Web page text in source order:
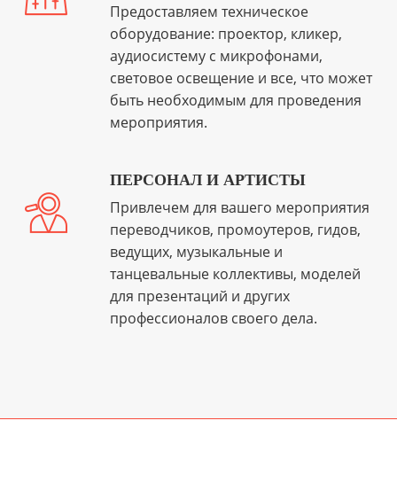
Предоставляем техническое
оборудование: проектор, кликер,
аудиосистему с микрофонами,
световое освещение и все, что может
быть необходимым для проведения
мероприятия.
ПЕРСОНАЛ И АРТИСТЫ
Привлечем для вашего мероприятия
переводчиков, промоутеров, гидов,
ведущих, музыкальные и
танцевальные коллективы, моделей
для презентаций и других
профессионалов своего дела.